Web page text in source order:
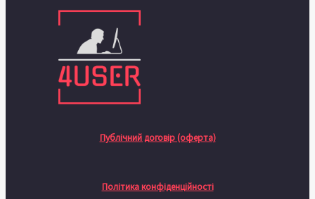
Публічний договір (оферта)
Політика конфіденційності